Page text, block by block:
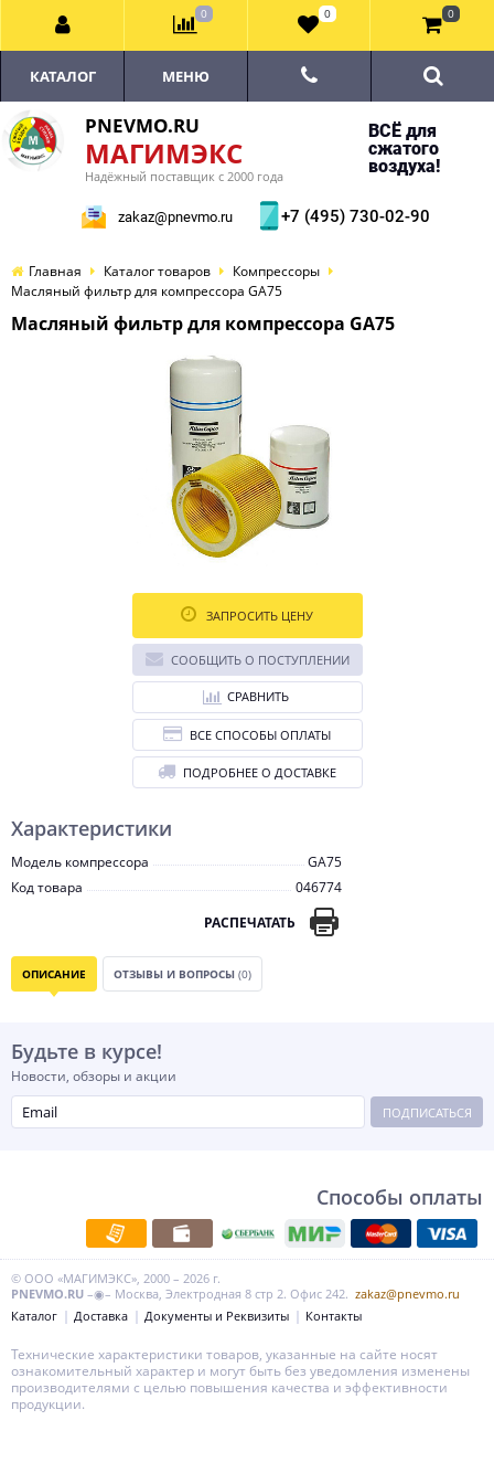
PNEVMO.RU
МАГИМЭКС
Надёжный поставщик с 2000 года
ВСЁ для
сжатого
воздуха!
zakaz@pnevmo.ru +7 (495) 730-02-90
КАТАЛОГ МЕНЮ
Главная Каталог товаров
Компрессоры
Масляный фильтр для компрессора GA75
Масляный фильтр для компрессора GA75
Характеристики
Модель компрессора
GA75
Код товара
046774
РАСПЕЧАТАТЬ
ЗАПРОСИТЬ ЦЕНУ
СООБЩИТЬ О ПОСТУПЛЕНИИ
СРАВНИТЬ
ВСЕ СПОСОБЫ ОПЛАТЫ
ПОДРОБНЕЕ О ДОСТАВКЕ
ОПИСАНИЕ ОТЗЫВЫ И ВОПРОСЫ (0)
Будьте в курсе!
Новости, обзоры и акции
ПОДПИСАТЬСЯ
Способы оплаты
© ООО «МАГИМЭКС», 2000 – 2026 г.
PNEVMO.RU –◉– Москва, Электродная 8 стр 2. Офис 242. zakaz@pnevmo.ru
Каталог
Доставка Документы и Реквизиты Контакты
0 0 0
Технические характеристики товаров, указанные на сайте носят
ознакомительный характер и могут быть без уведомления изменены
производителями с целью повышения качества и эффективности
продукции.